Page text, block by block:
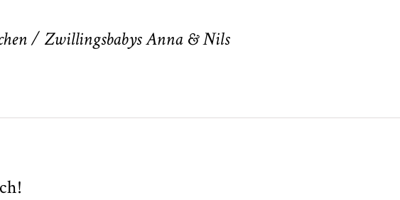
/ Zwillingsbabys Anna & Nils